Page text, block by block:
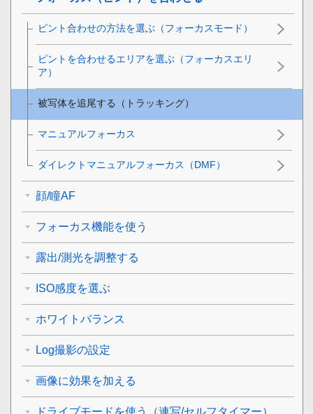
ピント合わせの方法を選ぶ（フォーカスモード ）
ピントを合わせるエリアを選ぶ（フォーカスエリ
ア）
被写体を追尾する（トラッキング）
マニュアルフォーカス
ダイレクトマニュアルフォーカス（DMF）
顔/瞳AF
フォーカス機能を使う
露出/測光を調整する
ISO感度を選ぶ
ホワイトバランス
Log撮影の設定
画像に効果を加える
ドライブモードを使う（連写/セルフタイマー）